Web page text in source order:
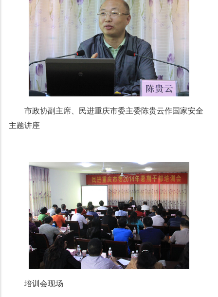
市政协副主席、民进重庆市委主委陈贵云作国家安全
主题讲座
培训会现场